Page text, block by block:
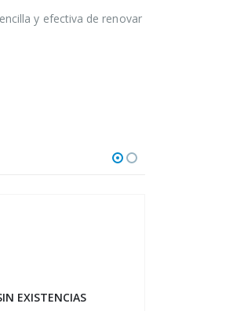
y efectiva de renovar
EXISTENCIAS